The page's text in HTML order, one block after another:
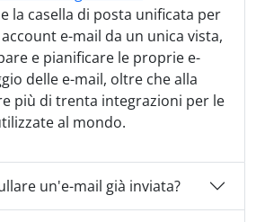
la casella di posta unificata per
e-mail da un unica vista,
e pianificare le proprie e-
delle e-mail, oltre che alla
più di trenta integrazioni per le
al mondo.
un'e-mail già inviata?